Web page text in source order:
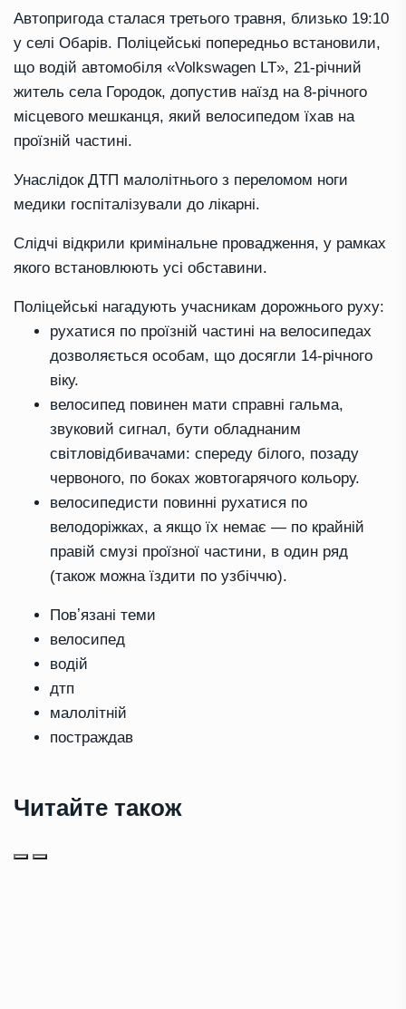
Автопригода сталася третього травня, близько 19:10
у селі Обарів. Поліцейські попередньо встановили,
що водій автомобіля «Volkswagen LT», 21-річний
житель села Городок, допустив наїзд на 8-річного
місцевого мешканця, який велосипедом їхав на
проїзній частині.
Унаслідок ДТП малолітнього з переломом ноги
медики госпіталізували до лікарні.
Слідчі відкрили кримінальне провадження, у рамках
якого встановлюють усі обставини.
Поліцейські нагадують учасникам дорожнього руху:
рухатися по проїзній частині на велосипедах
дозволяється особам, що досягли 14-річного
віку.
велосипед повинен мати справні гальма,
звуковий сигнал, бути обладнаним
світловідбивачами: спереду білого, позаду
червоного, по боках жовтогарячого кольору.
велосипедисти повинні рухатися по
велодоріжках, а якщо їх немає — по крайній
правій смузі проїзної частини, в один ряд
(також можна їздити по узбіччю).
Повʼязані теми
велосипед
водій
дтп
малолітній
постраждав
Читайте також